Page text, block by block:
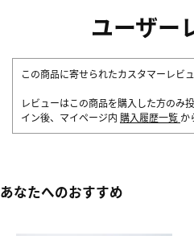
ユーザー
この商品に寄せられたカスタマーレビ
レビューはこの商品を購入した方のみ
イン後、マイページ内 購入履歴一覧 か
あなたへのおすすめ